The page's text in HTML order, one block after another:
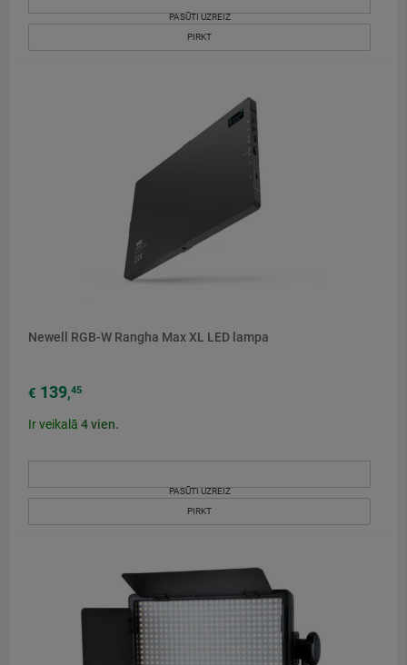
PASŪTI UZREIZ
PIRKT
Newell RGB-W Rangha Max XL LED lampa
€ 139,45
Ir veikalā 4vien.
PASŪTI UZREIZ
PIRKT